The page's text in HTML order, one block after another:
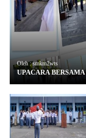
Oleh : smkm2wts
UPACARA